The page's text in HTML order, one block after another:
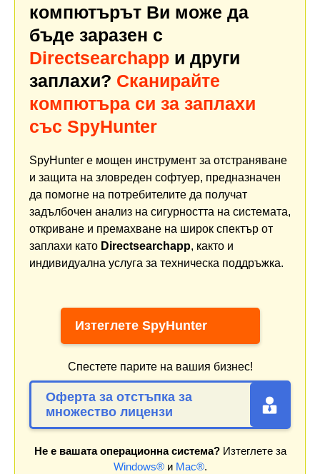
компютърът Ви може да
бъде заразен с
Directsearchapp и други
заплахи? Сканирайте
компютъра си за заплахи
със SpyHunter
SpyHunter е мощен инструмент за отстраняване
и защита на зловреден софтуер, предназначен
да помогне на потребителите да получат
задълбочен анализ на сигурността на системата,
откриване и премахване на широк спектър от
заплахи като Directsearchapp, както и
индивидуална услуга за техническа поддръжка.
Изтеглете SpyHunter
Спестете парите на вашия бизнес!
Оферта за отстъпка за
множество лицензи
Не е вашата операционна система?Изтеглете за
Windows®и Mac®.